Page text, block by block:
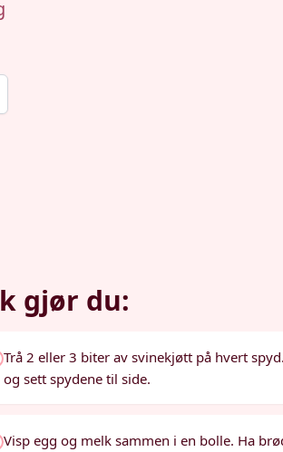
gjør du:
Trå 2 eller 3 biter av svinekjøtt på hvert
og sett spydene til side.
Visp egg og melk sammen i en bolle. Ha